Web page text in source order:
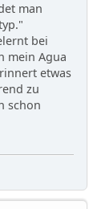
man
bei
mein Agua
etwas
zu
schon